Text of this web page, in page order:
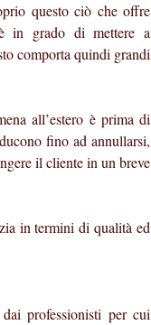
questo ciò che offre
in grado di mettere a
comporta quindi grandi
all’estero è prima di
fino ad annullarsi,
il cliente in un breve
in termini di qualità ed
professionisti per cui